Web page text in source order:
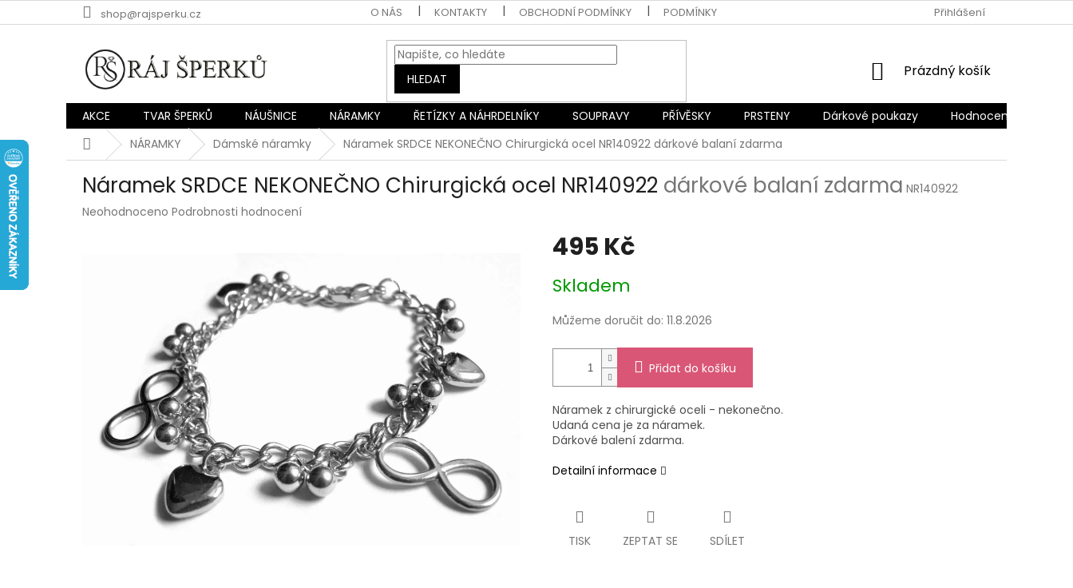
na
shop@rajsperku.cz O NÁS KONTAKTY OBCHODNÍ PODMÍNKY PODMÍNKY OCHRANY OSOBNÍCH ÚDAJŮ REKLAMACE A VRÁCENÍ ZBOŽÍ
Přihlášení
HLEDAT
NÁKUPNÍ
Prázdný košík
AKCE TVAR ŠPERKŮ NÁUŠNICE NÁRAMKY ŘETÍZKY A NÁHRDELNÍKY SOUPRAVY PŘÍVĚSKY PRSTENY Dárkové poukazy
Hodnocení obchodu
DomůNÁRAMKY Dámské náramky Náramek SRDCE NEKONEČNO Chirurgická ocel NR140922 dárkové balaní zdarma
Náramek SRDCE NEKONEČNO Chirurgická ocel NR140922 dárkové balaní zdarma NR140922
Průměrné
Neohodnoceno Podrobnosti hodnocení
495 Kč
cena:
Skladem
Můžeme doručit do: 11.8.2026
Přidat do košíku
Náramek z chirurgické oceli - nekonečno.
Udaná cena je za náramek.
Dárkové balení zdarma.
Detailní informace
TISK ZEPTAT SE SDÍLET